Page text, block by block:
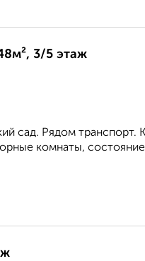
3/5 этаж
сад. Рядом транспорт.
комнаты,